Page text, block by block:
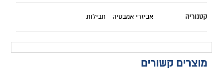
קטגוריה אביזרי אמבטיה - חבילות
מוצרים קשורים